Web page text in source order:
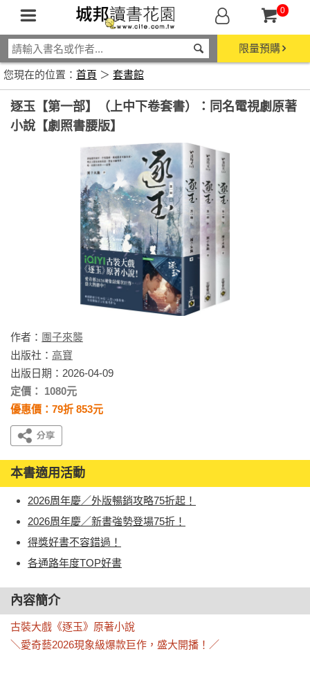
0
限量預購
您現在的位置： 首頁 ＞ 套書館
逐玉【第一部】（上中下卷套書）：同名電視劇原著
小說【劇照書腰版】
作者： 團子來襲
出版社： 高寶
出版日期：2026-04-09
定價： 1080元
優惠價：79折 853元
本書適用活動
2026周年慶／外版暢銷攻略75折起！
2026周年慶／新書強勢登場75折！
得獎好書不容錯過！
各通路年度TOP好書
內容簡介
古裝大戲《逐玉》原著小說
＼愛奇藝2026現象級爆款巨作，盛大開播！／